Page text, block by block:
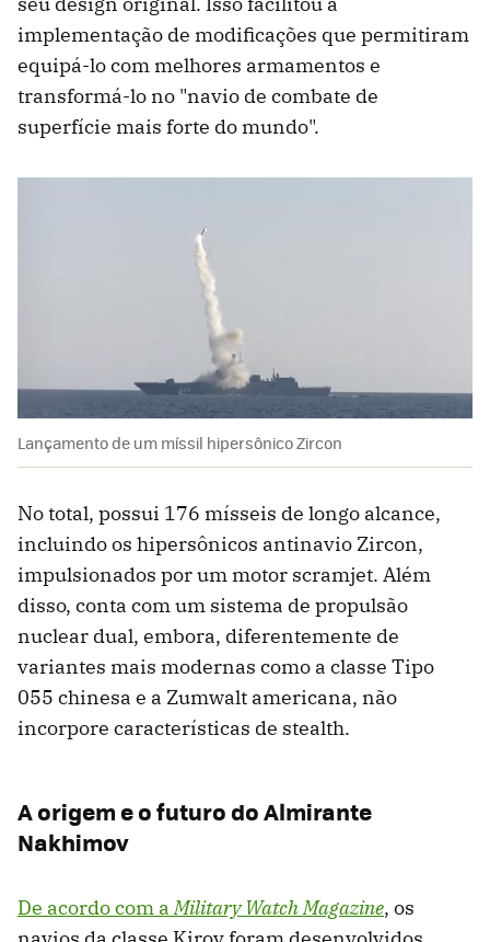
implementação de modificações que permitiram
equipá-lo com melhores armamentos e
transformá-lo no "navio de combate de
superfície mais forte do mundo".
Lançamento de um míssil hipersônico Zircon
No total, possui 176 mísseis de longo alcance,
incluindo os hipersônicos antinavio Zircon,
impulsionados por um motor scramjet. Além
disso, conta com um sistema de propulsão
nuclear dual, embora, diferentemente de
variantes mais modernas como a classe Tipo
055 chinesa e a Zumwalt americana, não
incorpore características de stealth.
A origem e o futuro do Almirante
Nakhimov
De acordo com aMilitary Watch Magazine, os